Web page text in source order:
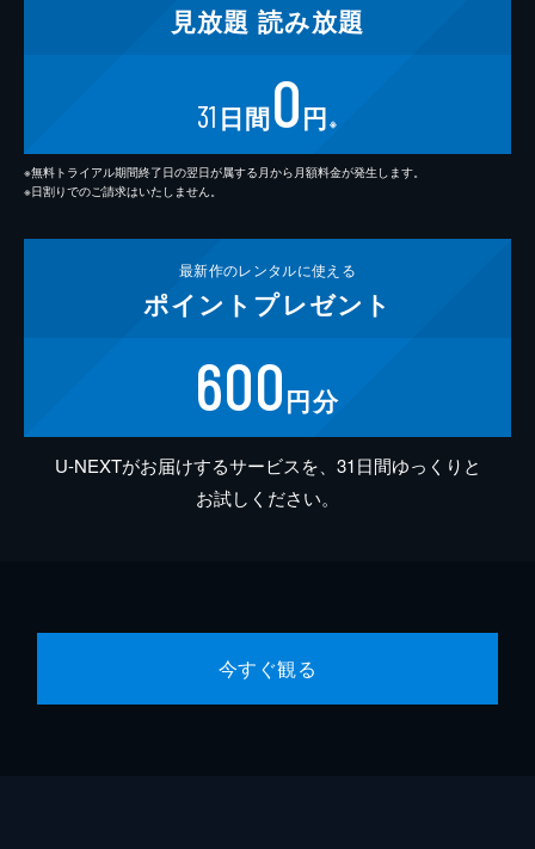
見放題 読み放題
31 日間0円 ※
※無料トライアル期間終了日の翌日が属する月から月額料金が発生します。
※日割りでのご請求はいたしません。
最新作のレンタルに使える
ポイント プレゼント
600円分
U-NEXTがお届けするサービスを、31日間ゆっくりと
お試しください。
今すぐ観る